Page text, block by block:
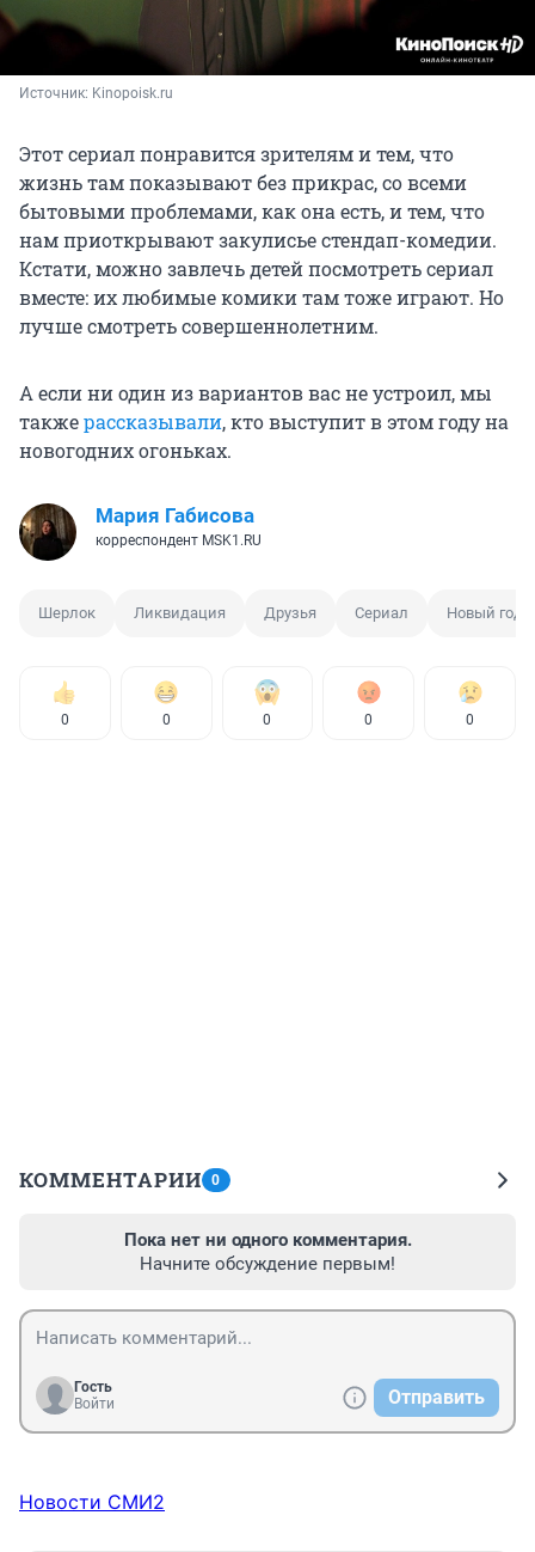
Источник: Kinopoisk.ru
Этот сериал понравится зрителям и тем, что
жизнь там показывают без прикрас, со всеми
бытовыми проблемами, как она есть, и тем, что
нам приоткрывают закулисье стендап-комедии.
Кстати, можно завлечь детей посмотреть сериал
вместе: их любимые комики там тоже играют. Но
лучше смотреть совершеннолетним.
А если ни один из вариантов вас не устроил, мы
такжерассказывали, кто выступит в этом году на
новогодних огоньках.
Мария Габисова
корреспондент MSK1.RU
Шерлок Ликвидация Друзья Сериал Новый год
0 0 0 0 0
КОММЕНТАРИИ 0
Пока нет ни одного комментария.
Начните обсуждение первым!
Гость
Войти
Отправить
Новости СМИ2